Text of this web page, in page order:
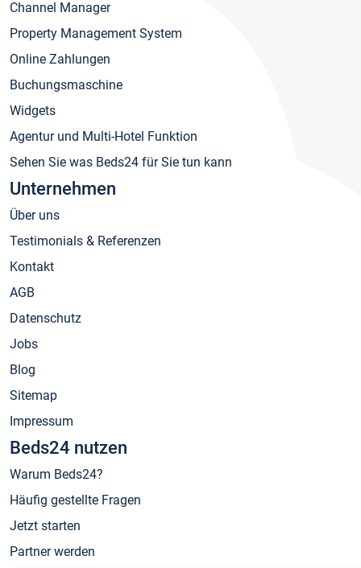
Channel Manager
Property Management System
Online Zahlungen
Buchungsmaschine
Widgets
Agentur und Multi-Hotel Funktion
Sehen Sie was Beds24 für Sie tun kann
Unternehmen
Über uns
Testimonials & Referenzen
Kontakt
AGB
Datenschutz
Jobs
Blog
Sitemap
Impressum
Beds24 nutzen
Warum Beds24?
Häufig gestellte Fragen
Jetzt starten
Partner werden